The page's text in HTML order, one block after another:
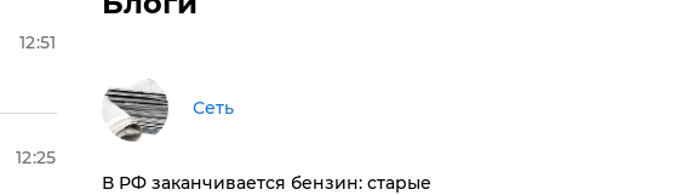
12:51
12:25
Сеть
​В РФ заканчивается бензин: старые